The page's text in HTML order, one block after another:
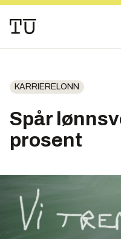
KARRIERELONN
Spår
prosent